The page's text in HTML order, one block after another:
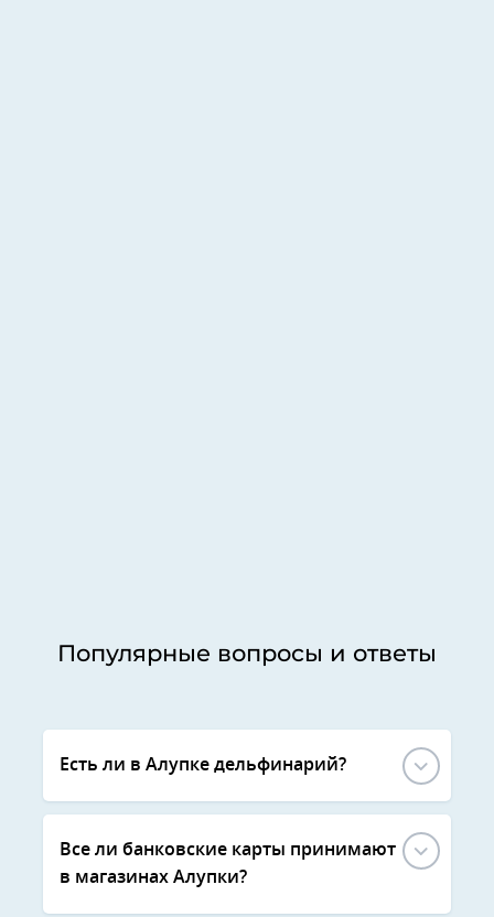
Популярные вопросы и ответы
Есть ли в Алупке дельфинарий?
Все ли банковские карты принимают
в магазинах Алупки?